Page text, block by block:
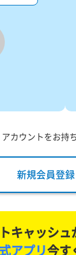
アカウントをお持
新規会員登録
キャッシュ
アプリ今す